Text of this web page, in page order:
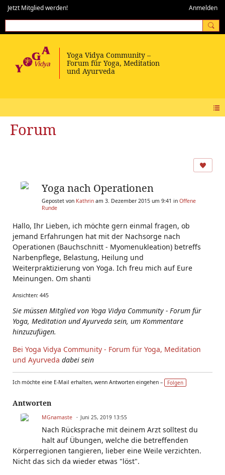
Jetzt Mitglied werden! Anmelden
Forum
Yoga nach Operationen
Gepostet von Kathrin am 3. Dezember 2015 um 9:41 in Offene
Runde
Hallo, Ihr Lieben, ich möchte gern einmal fragen, ob
jemand Erfahrungen hat mit der Nachsorge nach
Operationen (Bauchschnitt - Myomenukleation) betreffs
Narbenpflege, Belastung, Heilung und
Weiterpraktizierung von Yoga. Ich freu mich auf Eure
Meinungen. Om shanti
Ansichten: 445
Sie müssen Mitglied von Yoga Vidya Community - Forum für
Yoga, Meditation und Ayurveda sein, um Kommentare
hinzuzufügen.
Bei Yoga Vidya Community - Forum für Yoga, Meditation
und Ayurveda dabei sein
Ich möchte eine E-Mail erhalten, wenn Antworten eingehen – Folgen
Antworten
MGnamaste Juni 25, 2019 13:55
Nach Rücksprache mit deinem Arzt solltest du
halt auf Übungen, welche die betreffenden
Körperregionen tangieren, lieber eine Weile verzichten.
Nicht das sich da wieder etwas "löst".